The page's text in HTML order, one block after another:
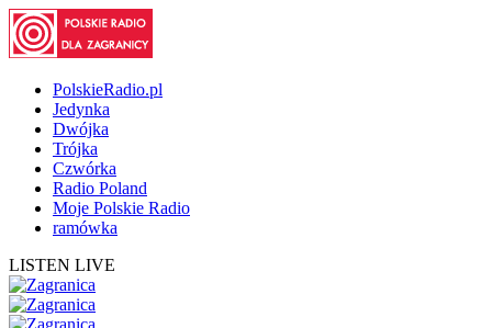
PolskieRadio.pl
Jedynka
Dwójka
Trójka
Czwórka
Radio Poland
Moje Polskie Radio
ramówka
LISTEN LIVE